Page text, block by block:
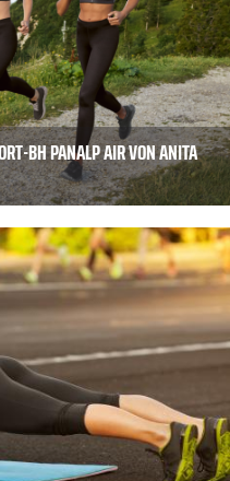
BH PANALP AIR VON ANITA